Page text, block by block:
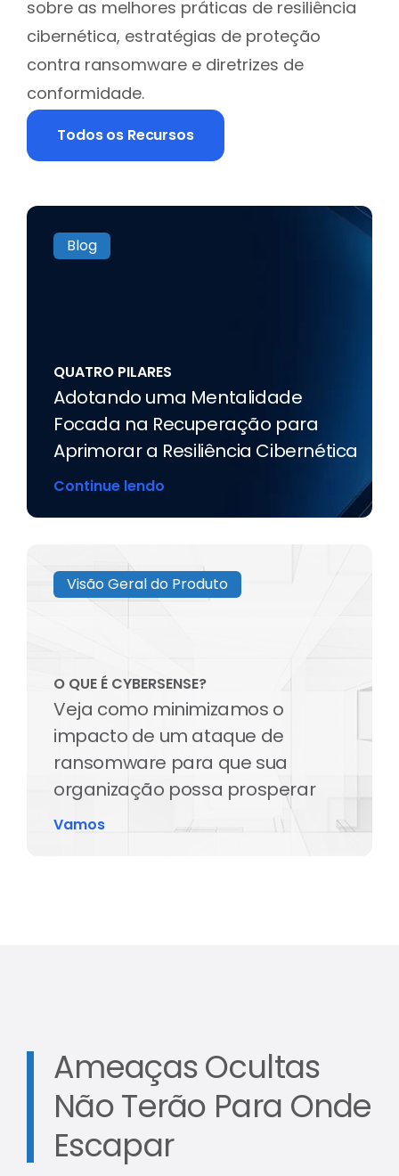
sobre as melhores práticas de resiliência
cibernética, estratégias de proteção
contra ransomware e diretrizes de
conformidade.
Todos os Recursos
Blog
QUATRO PILARES
Adotando uma Mentalidade
Focada na Recuperação para
Aprimorar a Resiliência Cibernética
Continue lendo
Visão Geral do Produto
O QUE É CYBERSENSE?
Veja como minimizamos o
impacto de um ataque de
ransomware para que sua
organização possa prosperar
Vamos
Ameaças Ocultas
Não Terão Para Onde
Escapar